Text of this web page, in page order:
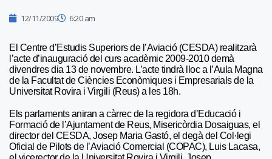
12/11/2009 6:20 am
El Centre d’Estudis Superiors de l’Aviació (CESDA) realitzarà
l’acte d’inauguració del curs acadèmic 2009-2010 demà
divendres dia 13 de novembre. L’acte tindrà lloc a l’Aula Magna
de la Facultat de Ciències Econòmiques i Empresarials de la
Universitat Rovira i Virgili (Reus) a les 18h.
Els parlaments aniran a càrrec de la regidora d’Educació i
Formació de l’Ajuntament de Reus, Misericòrdia Dosaiguas, el
director del CESDA, Josep Maria Gastó, el degà del Col·legi
Oficial de Pilots de l’Aviació Comercial (COPAC), Luis Lacasa,